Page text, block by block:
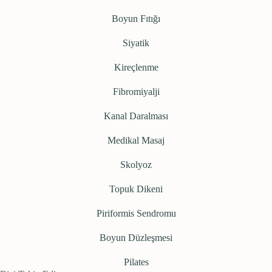
Boyun Fıtığı
Siyatik
Kireçlenme
Fibromiyalji
Kanal Daralması
Medikal Masaj
Skolyoz
Topuk Dikeni
Piriformis Sendromu
Boyun Düzleşmesi
Pilates